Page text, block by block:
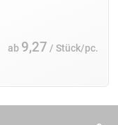
ab 9,27 / Stück/pc.